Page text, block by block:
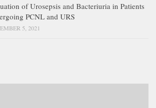
of Urosepsis and Bacteriuria in Patients
PCNL and URS
5, 2021